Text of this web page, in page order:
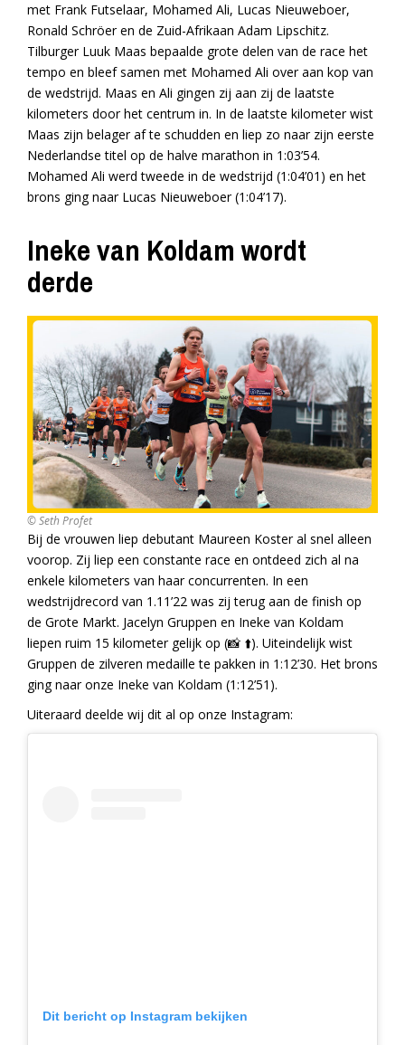
met Frank Futselaar, Mohamed Ali, Lucas Nieuweboer,
Ronald Schröer en de Zuid-Afrikaan Adam Lipschitz.
Tilburger Luuk Maas bepaalde grote delen van de race het
tempo en bleef samen met Mohamed Ali over aan kop van
de wedstrijd. Maas en Ali gingen zij aan zij de laatste
kilometers door het centrum in. In de laatste kilometer wist
Maas zijn belager af te schudden en liep zo naar zijn eerste
Nederlandse titel op de halve marathon in 1:03’54.
Mohamed Ali werd tweede in de wedstrijd (1:04’01) en het
brons ging naar Lucas Nieuweboer (1:04’17).
Ineke van Koldam wordt
derde
© Seth Profet
Bij de vrouwen liep debutant Maureen Koster al snel alleen
voorop. Zij liep een constante race en ontdeed zich al na
enkele kilometers van haar concurrenten. In een
wedstrijdrecord van 1.11’22 was zij terug aan de finish op
de Grote Markt. Jacelyn Gruppen en Ineke van Koldam
liepen ruim 15 kilometer gelijk op (📸 ⬆️). Uiteindelijk wist
Gruppen de zilveren medaille te pakken in 1:12’30. Het brons
ging naar onze Ineke van Koldam (1:12’51).
Uiteraard deelde wij dit al op onze Instagram:
Dit bericht op Instagram bekijken